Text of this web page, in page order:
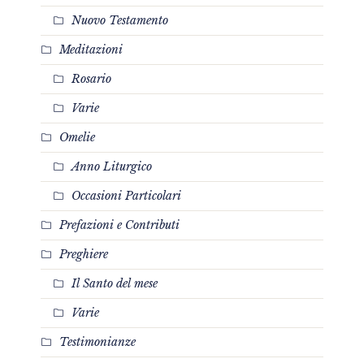
Nuovo Testamento
Meditazioni
Rosario
Varie
Omelie
Anno Liturgico
Occasioni Particolari
Prefazioni e Contributi
Preghiere
Il Santo del mese
Varie
Testimonianze